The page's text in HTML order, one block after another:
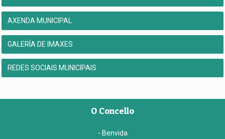
AXENDA MUNICIPAL
GALERÍA DE IMAXES
REDES SOCIAIS MUNICIPAIS
O Concello
- Benvida